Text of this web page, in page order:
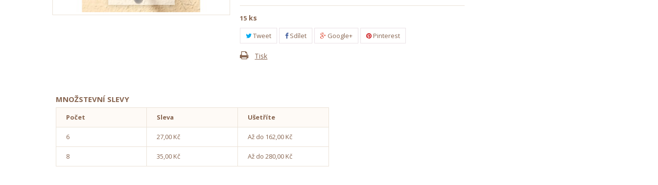
15 ks
Tweet Sdílet Google+ Pinterest
Tisk
MNOŽSTEVNÍ SLEVY
Počet Sleva Ušetříte
6 27,00 Kč Až do 162,00 Kč
8 35,00 Kč Až do 280,00 Kč